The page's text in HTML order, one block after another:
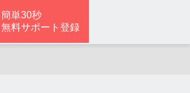
簡単30秒
無料サポート登録